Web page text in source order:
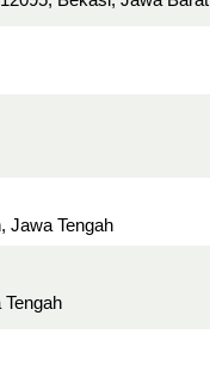
Jawa Tengah